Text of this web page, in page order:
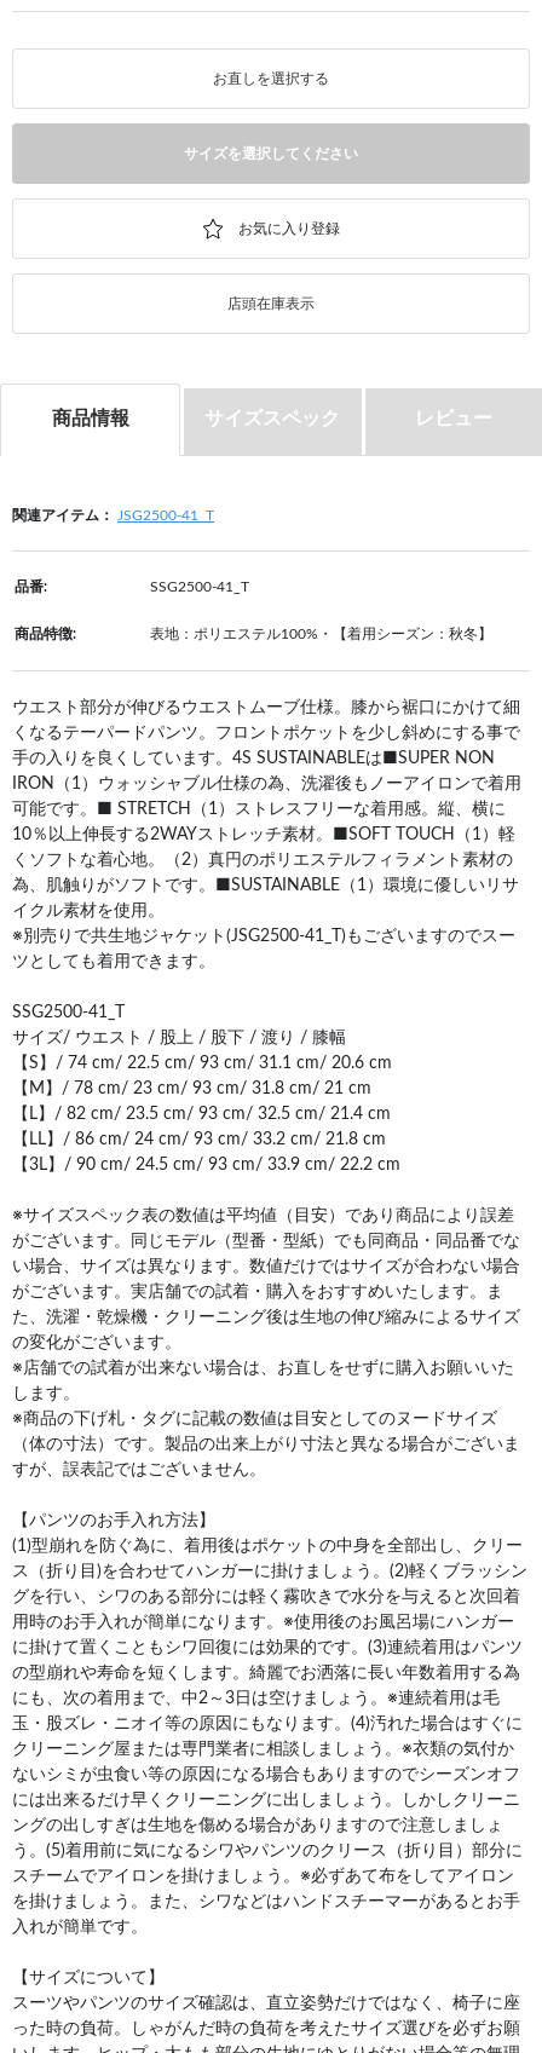
お直しを選択する
サイズを選択してください
店頭在庫表示
商品情報 サイズスペック レビュー
関連アイテム： JSG2500-41_T
品番: SSG2500-41_T
商品特徴: 表地：ポリエステル100%・【着用シーズン：秋冬】
ウエスト部分が伸びるウエストムーブ仕様。膝から裾口にかけて細
くなるテーパードパンツ。フロントポケットを少し斜めにする事で
手の入りを良くしています。4S SUSTAINABLEは■SUPER NON
IRON（1）ウォッシャブル仕様の為、洗濯後もノーアイロンで着用
可能です。■ STRETCH（1）ストレスフリーな着用感。縦、横に
10％以上伸長する2WAYストレッチ素材。■SOFT TOUCH（1）軽
くソフトな着心地。（2）真円のポリエステルフィラメント素材の
為、肌触りがソフトです。■SUSTAINABLE（1）環境に優しいリサ
イクル素材を使用。
※別売りで共生地ジャケット(JSG2500-41_T)もございますのでスー
ツとしても着用できます。
SSG2500-41_T
サイズ/ ウエスト / 股上 / 股下 / 渡り / 膝幅
【S】/ 74 cm/ 22.5 cm/ 93 cm/ 31.1 cm/ 20.6 cm
【M】/ 78 cm/ 23 cm/ 93 cm/ 31.8 cm/ 21 cm
【L】/ 82 cm/ 23.5 cm/ 93 cm/ 32.5 cm/ 21.4 cm
【LL】/ 86 cm/ 24 cm/ 93 cm/ 33.2 cm/ 21.8 cm
【3L】/ 90 cm/ 24.5 cm/ 93 cm/ 33.9 cm/ 22.2 cm
※サイズスペック表の数値は平均値（目安）であり商品により誤差
がございます。同じモデル（型番・型紙）でも同商品・同品番でな
い場合、サイズは異なります。数値だけではサイズが合わない場合
がございます。実店舗での試着・購入をおすすめいたします。ま
た、洗濯・乾燥機・クリーニング後は生地の伸び縮みによるサイズ
の変化がございます。
※店舗での試着が出来ない場合は、お直しをせずに購入お願いいた
します。
※商品の下げ札・タグに記載の数値は目安としてのヌードサイズ
（体の寸法）です。製品の出来上がり寸法と異なる場合がございま
すが、誤表記ではございません。
【パンツのお手入れ方法】
(1)型崩れを防ぐ為に、着用後はポケットの中身を全部出し、クリー
ス（折り目)を合わせてハンガーに掛けましょう。(2)軽くブラッシン
グを行い、シワのある部分には軽く霧吹きで水分を与えると次回着
用時のお手入れが簡単になります。※使用後のお風呂場にハンガー
に掛けて置くこともシワ回復には効果的です。(3)連続着用はパンツ
の型崩れや寿命を短くします。綺麗でお洒落に長い年数着用する為
にも、次の着用まで、中2～3日は空けましょう。※連続着用は毛
玉・股ズレ・ニオイ等の原因にもなります。(4)汚れた場合はすぐに
クリーニング屋または専門業者に相談しましょう。※衣類の気付か
ないシミが虫食い等の原因になる場合もありますのでシーズンオフ
には出来るだけ早くクリーニングに出しましょう。しかしクリーニ
ングの出しすぎは生地を傷める場合がありますので注意しましょ
う。(5)着用前に気になるシワやパンツのクリース（折り目）部分に
スチームでアイロンを掛けましょう。※必ずあて布をしてアイロン
を掛けましょう。また、シワなどはハンドスチーマーがあるとお手
入れが簡単です。
【サイズについて】
スーツやパンツのサイズ確認は、直立姿勢だけではなく、椅子に座
った時の負荷。しゃがんだ時の負荷を考えたサイズ選びを必ずお願